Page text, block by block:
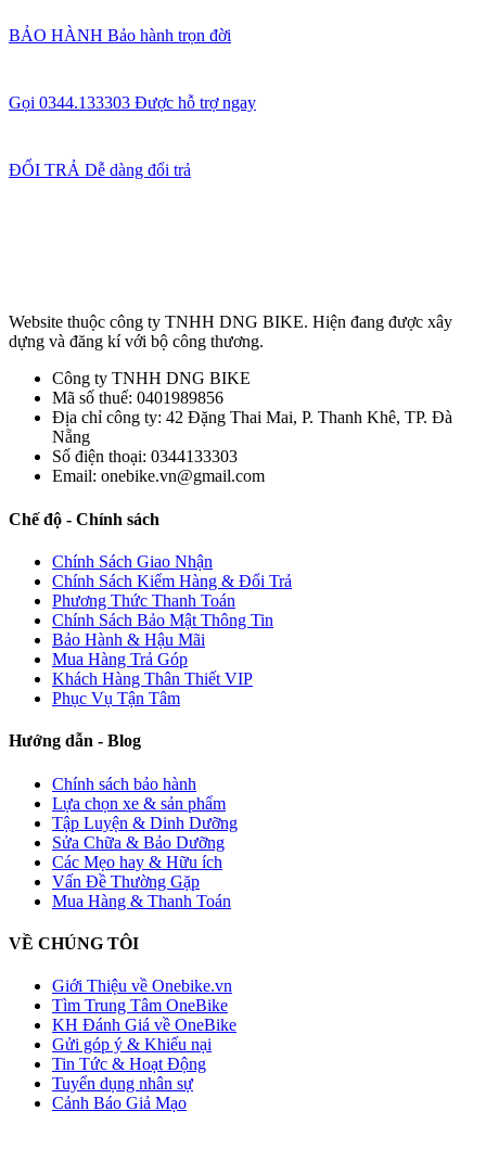
BẢO HÀNH Bảo hành trọn đời
Gọi 0344.133303 Được hỗ trợ ngay
ĐỔI TRẢ Dễ dàng đổi trả
Website thuộc công ty TNHH DNG BIKE. Hiện đang được xây
dựng và đăng kí với bộ công thương.
Công ty TNHH DNG BIKE
Mã số thuế: 0401989856
Địa chỉ công ty: 42 Đặng Thai Mai, P. Thanh Khê, TP. Đà
Nẵng
Số điện thoại: 0344133303
Email: onebike.vn@gmail.com
Chế độ - Chính sách
Chính Sách Giao Nhận
Chính Sách Kiểm Hàng & Đổi Trả
Phương Thức Thanh Toán
Chính Sách Bảo Mật Thông Tin
Bảo Hành & Hậu Mãi
Mua Hàng Trả Góp
Khách Hàng Thân Thiết VIP
Phục Vụ Tận Tâm
Hướng dẫn - Blog
Chính sách bảo hành
Lựa chọn xe & sản phẩm
Tập Luyện & Dinh Dưỡng
Sửa Chữa & Bảo Dưỡng
Các Mẹo hay & Hữu ích
Vấn Đề Thường Gặp
Mua Hàng & Thanh Toán
VỀ CHÚNG TÔI
Giới Thiệu về Onebike.vn
Tìm Trung Tâm OneBike
KH Đánh Giá về OneBike
Gửi góp ý & Khiếu nại
Tin Tức & Hoạt Động
Tuyển dụng nhân sự
Cảnh Báo Giả Mạo